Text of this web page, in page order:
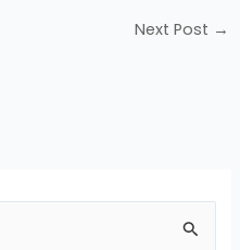
Next Post →